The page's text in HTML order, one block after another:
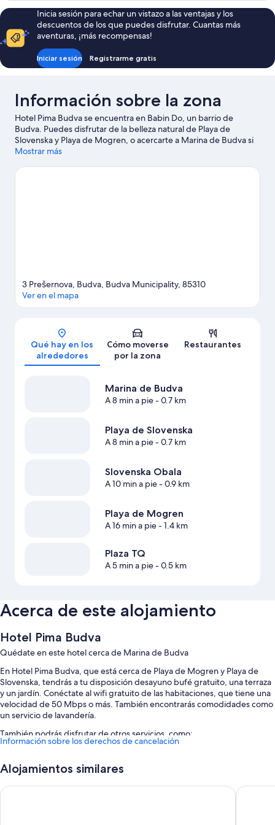
(2
Twin
Beds)
or
Twin
Room
(2
Beds)
Inicia sesión para echar un vistazo a las ventajas y los
descuentos de los que puedes disfrutar. Cuantas más
aventuras, ¡más recompensas!
Iniciar sesión Registrarme gratis
Información sobre la zona
Hotel Pima Budva se encuentra en Babin Do, un barrio de
Budva. Puedes disfrutar de la belleza natural de Playa de
Slovenska y Playa de Mogren, o acercarte a Marina de Budva si
deseas realizar alguna actividad. Parque Acuático Mediteran y
guía de viaje de Budva
Mostrar más
Mapa
3 Prešernova, Budva, Budva Municipality, 85310
Ver en el mapa
Qué hay en los
alrededores
Cómo moverse
por la zona
Restaurantes
Marina de Budva
A 8 min a pie- 0.7 km
Playa de Slovenska
A 8 min a pie- 0.7 km
Slovenska Obala
A 10 min a pie- 0.9 km
Playa de Mogren
A 16 min a pie- 1.4 km
Plaza TQ
A 5 min a pie- 0.5 km
Acerca de este alojamiento
Hotel Pima Budva
Quédate en este hotel cerca de Marina de Budva
En Hotel Pima Budva, que está cerca de Playa de Mogren y Playa de
Slovenska, tendrás a tu disposición desayuno bufé gratuito, una terraza
y un jardín. Conéctate al wifi gratuito de las habitaciones, que tiene una
velocidad de 50 Mbps o más. También encontrarás comodidades como
un servicio de lavandería.
También podrás disfrutar de otros servicios, como:
Aparcamiento gratis
Un servicio de transporte desde y hasta el aeropuerto (de pago), un
Información sobre los derechos de cancelación
Alojamientos similares
Comfort Apartments Pasha Oaza